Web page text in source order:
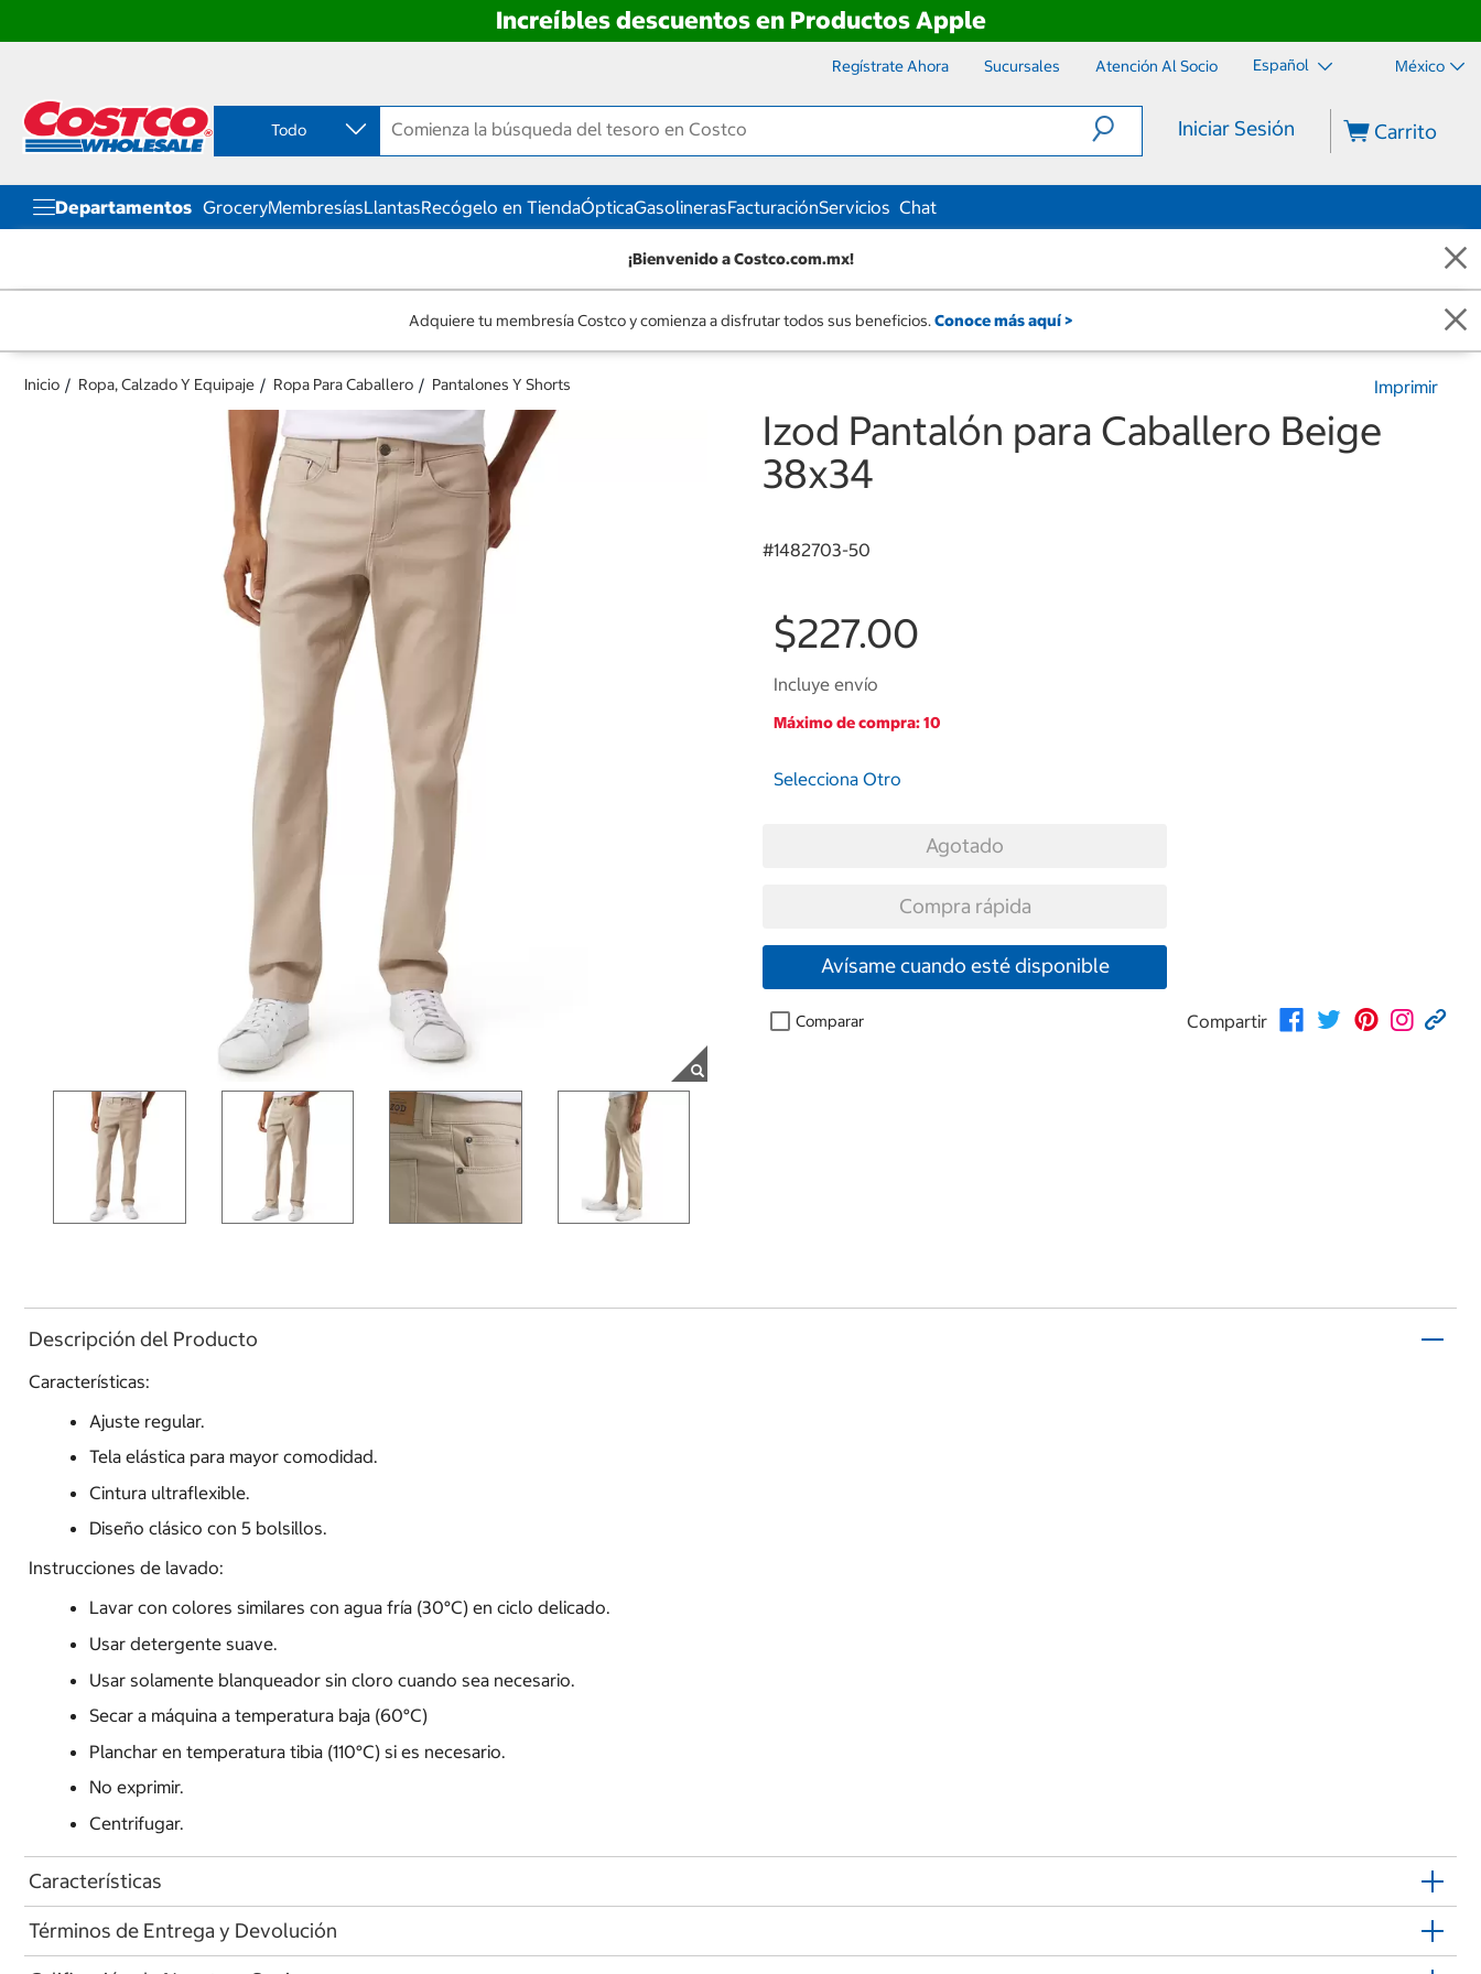
Increíbles descuentos en Productos Apple
contenido
menú
navegación
Regístrate Ahora Sucursales Atención Al Socio Español México
Todo Iniciar Sesión Carrito
Departamentos GroceryMembresíasLlantasRecógelo en TiendaÓpticaGasolinerasFacturaciónServicios Chat
¡Bienvenido a Costco.com.mx!
Adquiere tu membresía Costco y comienza a disfrutar todos sus beneficios. Conoce más aquí >
Inicio Ropa, Calzado Y Equipaje Ropa Para Caballero Pantalones Y Shorts Imprimir
Izod Pantalón para Caballero Beige
38x34
#1482703-50
$227.00
Incluye envío
Máximo de compra: 10
Selecciona Otro
Agotado
Compra rápida
Avísame cuando esté disponible
Comparar Compartir
Descripción del Producto
Características:
Ajuste regular.
Tela elástica para mayor comodidad.
Cintura ultraflexible.
Diseño clásico con 5 bolsillos.
Instrucciones de lavado:
Lavar con colores similares con agua fría (30°C) en ciclo delicado.
Usar detergente suave.
Usar solamente blanqueador sin cloro cuando sea necesario.
Secar a máquina a temperatura baja (60°C)
Planchar en temperatura tibia (110°C) si es necesario.
No exprimir.
Centrifugar.
Características
Términos de Entrega y Devolución